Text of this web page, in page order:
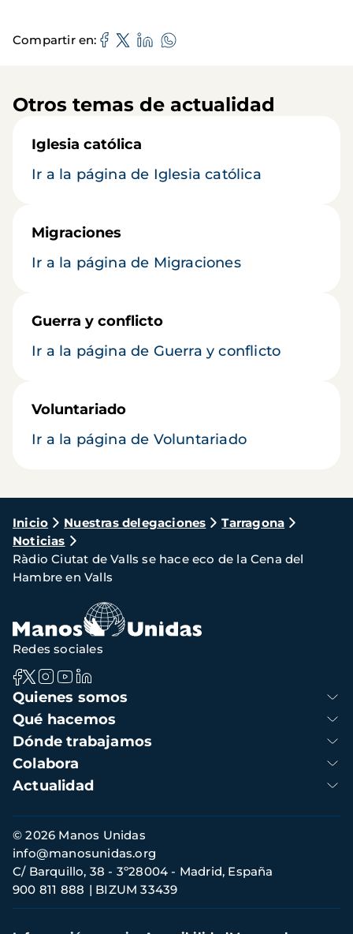
Compartir en
Otros temas de actualidad
Iglesia católica
Ir a la página de Iglesia católica
Migraciones
Ir a la página de Migraciones
Guerra y conflicto
Ir a la página de Guerra y conflicto
Voluntariado
Ir a la página de Voluntariado
Ruta
de
navegación
Inicio Nuestras delegaciones
Tarragona
Noticias
Ràdio Ciutat de Valls se hace eco de la Cena del
Hambre en Valls
Navegación
principal
Quienes somos
Qué hacemos
Dónde trabajamos
Colabora
Actualidad
Redes sociales
Información
de
contacto
© 2026 Manos Unidas
C/ Barquillo, 38 - 3º28004 - Madrid, España
900 811 888
BIZUM 33439
info@manosunidas.org